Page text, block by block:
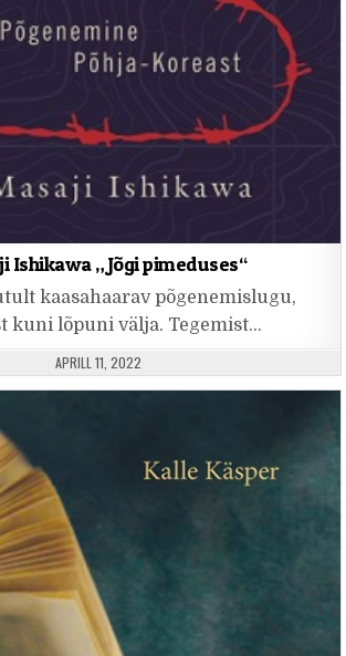
Ishikawa „Jõgi pimeduses“
kaasahaarav põgenemislugu,
kuni lõpuni välja. Tegemist…
PUBLISHED DATE:
APRILL 11, 2022